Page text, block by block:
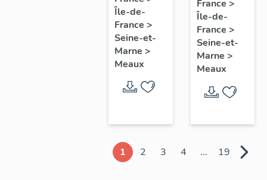
chapelle
axiale
Île-de-
France >
Seine-et-
Marne >
Meaux
armoiries
d'évêques
et du
pape Pie
France >
Île-de-
France >
Seine-et-
Marne >
Meaux
1 2 3 4 ... 19